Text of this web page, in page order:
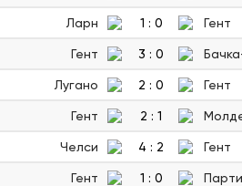
Ларн 1 : 0 Гент
Гент 3 : 0
Лугано 2 : 0 Гент
Гент 2 : 1
Челси 4 : 2 Гент
Гент 1 : 0